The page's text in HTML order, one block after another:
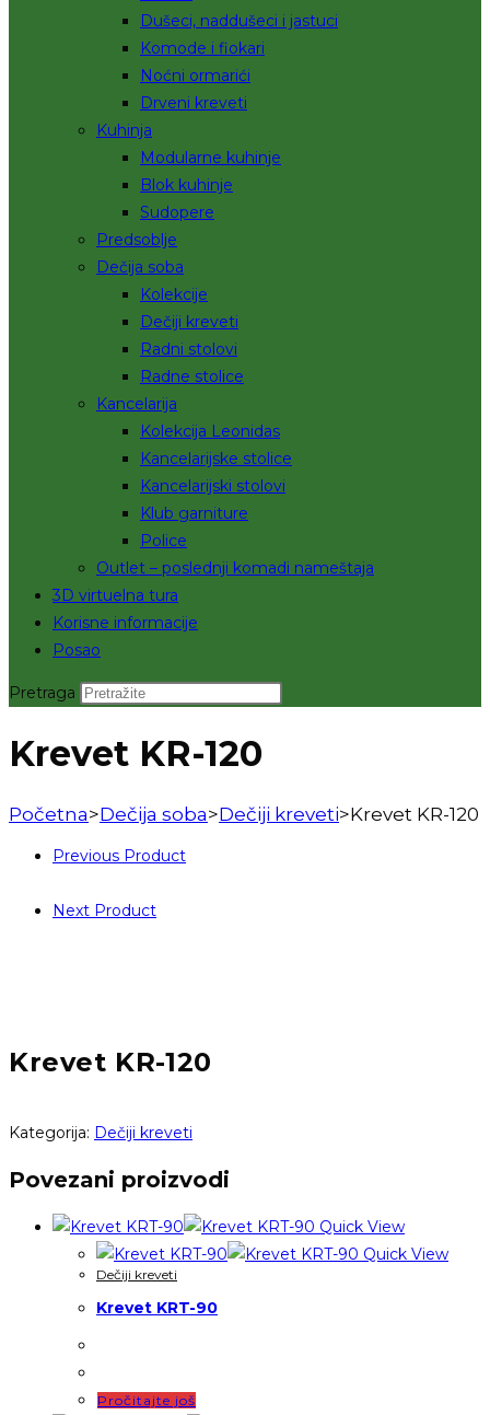
Dušeci, naddušeci i jastuci
Komode i fiokari
Noćni ormarići
Drveni kreveti
Kuhinja
Modularne kuhinje
Blok kuhinje
Sudopere
Predsoblje
Dečija soba
Kolekcije
Dečiji kreveti
Radni stolovi
Radne stolice
Kancelarija
Kolekcija Leonidas
Kancelarijske stolice
Kancelarijski stolovi
Klub garniture
Police
Outlet – poslednji komadi nameštaja
3D virtuelna tura
Korisne informacije
Posao
Pretraga
Krevet KR-120
Početna>Dečija soba>Dečiji kreveti>Krevet KR-120
Previous Product
Next Product
Krevet KR-120
Kategorija: Dečiji kreveti
Povezani proizvodi
Quick View
Quick View
Dečiji kreveti
Krevet KRT-90
Pročitajte još